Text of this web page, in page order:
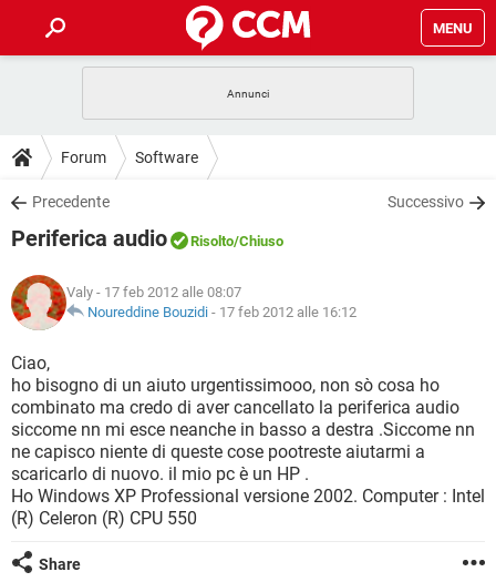
MENU
INTRATTENIMENTO
iOS
INSTAGRAM WHATSAPP
TIKTOK
HARDWARE
GUIDE
COVID-19
INSTAGRAM
TIKTOK
HARDWARE
DOWNLOAD
COVID-19 GAMING
INTRATTENIMENTO
iOS WINDOWS 10
INSTAGRAM
TIKTOK FACEBOOK
HARDWARE
COVID-19
INTRATTENIMENTO
iOS
INSTAGRAM WHATSAPP
TIKTOK FACEBOOK
HARDWARE
GLOSSARIO
COVID-19
INTRATTENIMENTO ANDROID
iOS WINDOWS 10
INSTAGRAM WHATSAPP
TIKTOK FACEBOOK
Forum Software
Precedente Successivo
Periferica audio Risolto/Chiuso
Valy - 17 feb 2012 alle 08:07
Noureddine Bouzidi - 17 feb 2012 alle 16:12
Ciao,
ho bisogno di un aiuto urgentissimooo, non sò cosa ho
combinato ma credo di aver cancellato la periferica audio
siccome nn mi esce neanche in basso a destra .Siccome nn
ne capisco niente di queste cose pootreste aiutarmi a
scaricarlo di nuovo. il mio pc è un HP .
Ho Windows XP Professional versione 2002. Computer : Intel
(R) Celeron (R) CPU 550
Share